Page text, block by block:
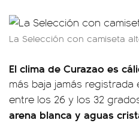
La Selección con camiseta
El clima de Curazao es
más baja jamás registrada
entre los 26 y los 32
arena blanca y aguas